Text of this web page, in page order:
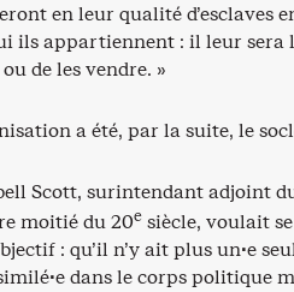
en leur qualité d’esclaves
ils appartiennent : il leur sera
de les vendre. »
a été, par la suite, le
Scott, surintendant adjoint
moitié du 20e siècle, voulait
: qu’il n’y ait plus un·e
dans le corps politique